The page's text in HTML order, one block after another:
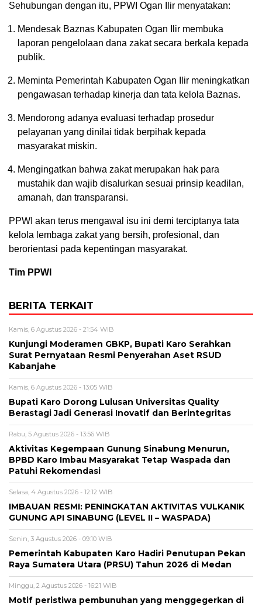
Sehubungan dengan itu, PPWI Ogan Ilir menyatakan:
Mendesak Baznas Kabupaten Ogan Ilir membuka
laporan pengelolaan dana zakat secara berkala kepada
publik.
Meminta Pemerintah Kabupaten Ogan Ilir meningkatkan
pengawasan terhadap kinerja dan tata kelola Baznas.
Mendorong adanya evaluasi terhadap prosedur
pelayanan yang dinilai tidak berpihak kepada
masyarakat miskin.
Mengingatkan bahwa zakat merupakan hak para
mustahik dan wajib disalurkan sesuai prinsip keadilan,
amanah, dan transparansi.
PPWI akan terus mengawal isu ini demi terciptanya tata
kelola lembaga zakat yang bersih, profesional, dan
berorientasi pada kepentingan masyarakat.
Tim PPWI
BERITA TERKAIT
Kamis, 6 Agustus 2026 - 21:54 WIB
Kunjungi Moderamen GBKP, Bupati Karo Serahkan
Surat Pernyataan Resmi Penyerahan Aset RSUD
Kabanjahe
Kamis, 6 Agustus 2026 - 13:05 WIB
Bupati Karo Dorong Lulusan Universitas Quality
Berastagi Jadi Generasi Inovatif dan Berintegritas
Rabu, 5 Agustus 2026 - 13:56 WIB
Aktivitas Kegempaan Gunung Sinabung Menurun,
BPBD Karo Imbau Masyarakat Tetap Waspada dan
Patuhi Rekomendasi
Selasa, 4 Agustus 2026 - 12:12 WIB
IMBAUAN RESMI: PENINGKATAN AKTIVITAS VULKANIK
GUNUNG API SINABUNG (LEVEL II – WASPADA)
Senin, 3 Agustus 2026 - 09:10 WIB
Pemerintah Kabupaten Karo Hadiri Penutupan Pekan
Raya Sumatera Utara (PRSU) Tahun 2026 di Medan
Minggu, 2 Agustus 2026 - 16:21 WIB
Motif peristiwa pembunuhan yang menggegerkan di